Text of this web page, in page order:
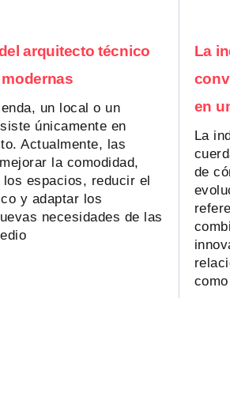
arquitecto técnico
un local o un
únicamente en
Actualmente, las
la comodidad,
espacios, reducir el
y adaptar los
necesidades de las
La
en
La
de